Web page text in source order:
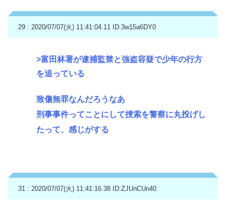
29 : 2020/07/07(火) 11:41:04.11 ID:3w15a6DY0
>富田林署が逮捕監禁と強盗容疑で少年の行方
を追っている
致傷無罪なんだろうなあ
刑事事件ってことにして捜索を警察に丸投げし
たって、感じがする
31 : 2020/07/07(火) 11:41:16.38 ID:ZJUnCUn40